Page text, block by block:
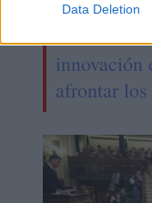
Data Deletion
Carles
innovación
afrontar